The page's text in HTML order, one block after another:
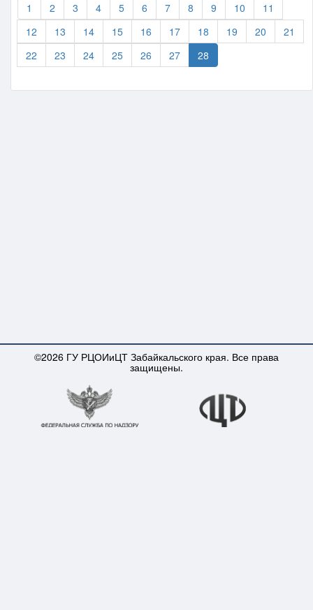
1 2 3 4 5 6 7 8 9 10
11
12
13 14 15 16 17 18 19 20
21
22
23 24 25 26 27 28
©2026 ГУ РЦОИиЦТ Забайкальского края. Все права
защищены.